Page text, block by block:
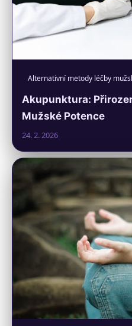
Alternativní metody léčby
Akupunktura:
Mužské Potence
24. 2. 2026